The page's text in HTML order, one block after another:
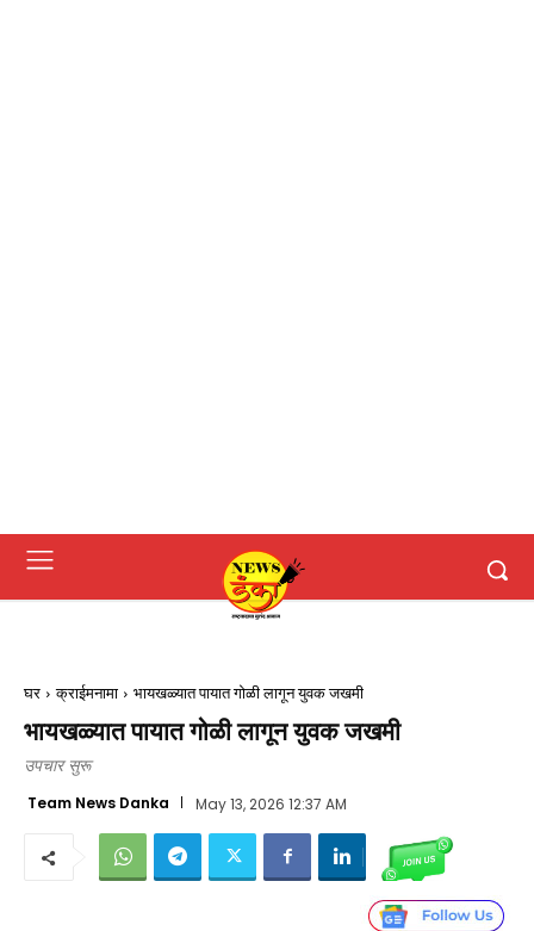
घर क्राईमनामा भायखळ्यात पायात गोळी लागून युवक जखमी
भायखळ्यात पायात गोळी लागून युवक जखमी
उपचार सुरू
Team News Danka May 13, 2026 12:37 AM